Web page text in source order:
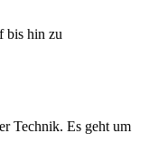
bis hin zu
Technik. Es geht um